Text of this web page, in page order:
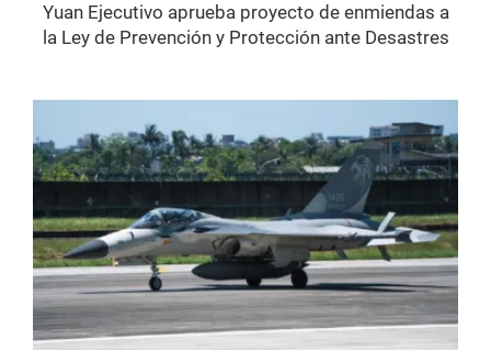
Yuan Ejecutivo aprueba proyecto de enmiendas a
la Ley de Prevención y Protección ante Desastres